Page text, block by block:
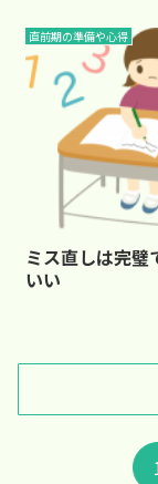
直前期の準備や心得
ミス直しは完璧
いい